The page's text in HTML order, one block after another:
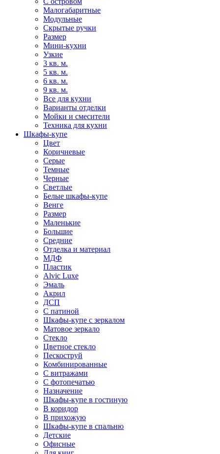
Малогабаритные
Модульные
Скрытые ручки
Размер
Мини-кухни
Узкие
3 кв. м.
5 кв. м.
6 кв. м.
9 кв. м.
Все для кухни
Варианты отделки
Мойки и смесители
Техника для кухни
Шкафы-купе
Цвет
Коричневые
Серые
Темные
Черные
Светлые
Белые шкафы-купе
Венге
Размер
Маленькие
Большие
Средние
Отделка и материал
МДФ
Пластик
Alvic Luxe
Эмаль
Акрил
ДСП
С патиной
Шкафы-купе с зеркалом
Матовое зеркало
Стекло
Цветное стекло
Пескоструй
Комбинированные
С витражами
С фотопечатью
Назначение
Шкафы-купе в гостиную
В коридор
В прихожую
Шкафы-купе в спальню
Детские
Офисные